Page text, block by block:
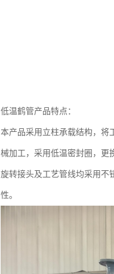
低温鹤管产品特点：
本产品采用立柱承载结构，将
械加工，采用低温密封圈，更
旋转接头及工艺管线均采用不
性。